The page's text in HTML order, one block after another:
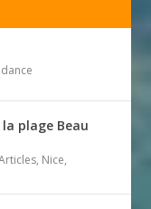
plage Beau
, Nice,